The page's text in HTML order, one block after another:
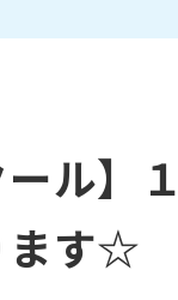
ール】
ます☆